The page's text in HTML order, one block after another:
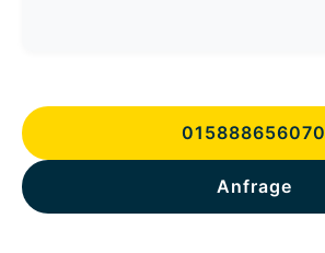
015888656070
Anfrage